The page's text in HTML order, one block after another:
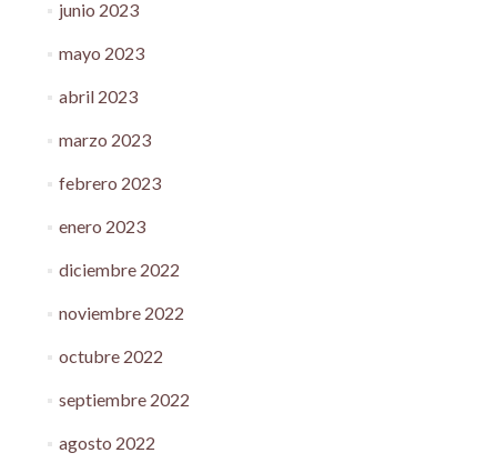
junio 2023
mayo 2023
abril 2023
marzo 2023
febrero 2023
enero 2023
diciembre 2022
noviembre 2022
octubre 2022
septiembre 2022
agosto 2022